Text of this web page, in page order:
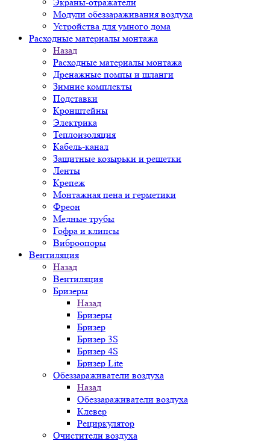
Модули обеззараживания воздуха
Устройства для умного дома
Расходные материалы монтажа
Назад
Расходные материалы монтажа
Дренажные помпы и шланги
Зимние комплекты
Подставки
Кронштейны
Электрика
Теплоизоляция
Кабель-канал
Защитные козырьки и решетки
Ленты
Крепеж
Монтажная пена и герметики
Фреон
Медные трубы
Гофра и клипсы
Виброопоры
Вентиляция
Назад
Вентиляция
Бризеры
Назад
Бризеры
Бризер
Бризер 3S
Бризер 4S
Бризер Lite
Обеззараживатели воздуха
Назад
Обеззараживатели воздуха
Клевер
Рециркулятор
Очистители воздуха